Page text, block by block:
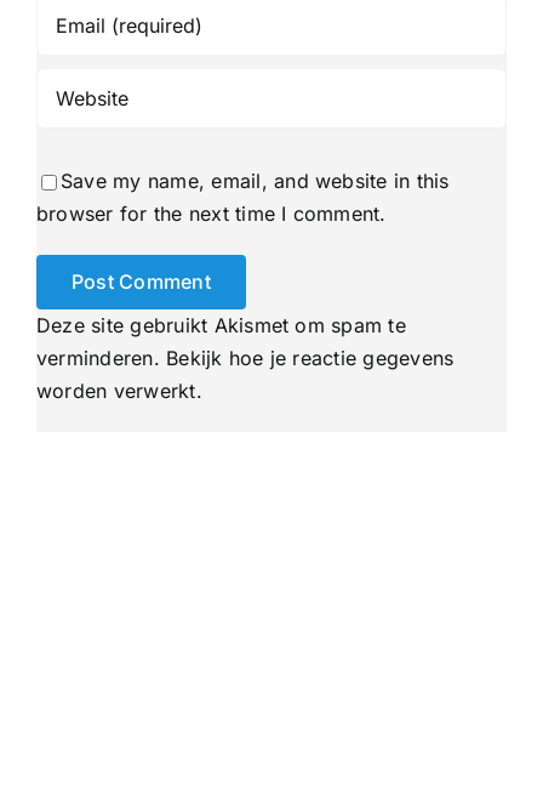
Save my name, email, and website in this
browser for the next time I comment.
Deze site gebruikt Akismet om spam te
verminderen. Bekijk hoe je reactie gegevens
worden verwerkt.